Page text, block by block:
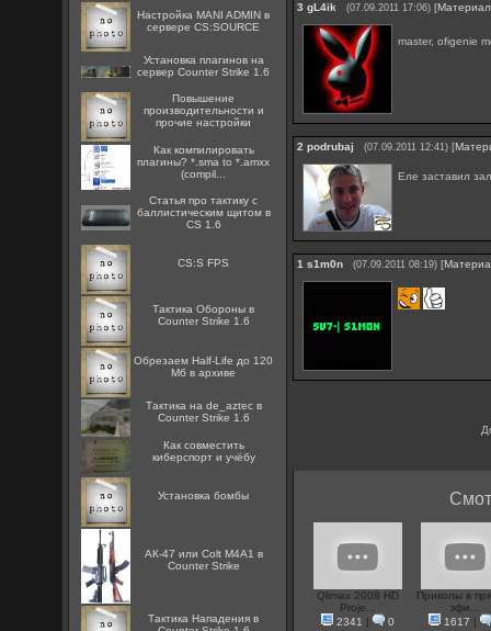
Настройка MANI ADMIN в
сервере CS:SOURCE
Установка плагинов на
сервер Counter Strike 1.6
Повышение
производительности и
прочие настройки
Как компилировать
плагины? *.sma to *.amxx
(compil...
Статья про тактику с
баллистическим щитом в
CS 1.6
CS:S FPS
Тактика Обороны в
Counter Strike 1.6
Обрезаем Half-Life до 120
Мб в архиве
Тактика на de_aztec в
Counter Strike 1.6
Как совместить
киберспорт и учёбу
Установка бомбы
АК-47 или Colt M4A1 в
Counter Strike
Тактика Нападения в
3 gL4ik (07.09.2011 17:06) [Материал
master, ofigenie
2 podrubaj (07.09.2011 12:41) [
Еле заставил
1 s1m0n (07.09.2011 08:19) [
Qlimax 2008 HD
Proje...
2341 | 0
Приколы в
эфи...
1617 |